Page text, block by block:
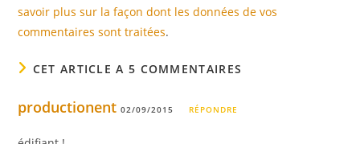
savoir plus sur la façon dont les données de vos
commentaires sont traitées.
CET ARTICLE A 5 COMMENTAIRES
productionent 02/09/2015 RÉPONDRE